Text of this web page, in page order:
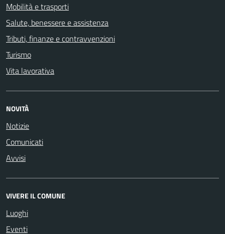
Mobilità e trasporti
Salute, benessere e assistenza
Tributi, finanze e contravvenzioni
Turismo
Vita lavorativa
NOVITÀ
Notizie
Comunicati
Avvisi
VIVERE IL COMUNE
Luoghi
Eventi